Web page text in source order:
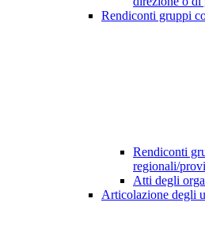
Rendiconti gruppi
Rendiconti
regionali/
Atti degli
Articolazione degli